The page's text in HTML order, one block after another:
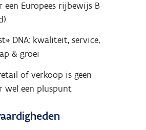
een Europees rijbewijs B
DNA: kwaliteit, service,
& groei
of verkoop is geen
wel een pluspunt